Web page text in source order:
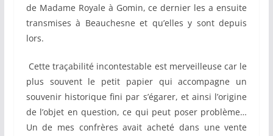
de Madame Royale à Gomin, ce dernier les a ensuite
transmises à Beauchesne et qu’elles y sont depuis
lors.
Cette traçabilité incontestable est merveilleuse car le
plus souvent le petit papier qui accompagne un
souvenir historique fini par s’égarer, et ainsi l’origine
de l’objet en question, ce qui peut poser problème…
Un de mes confrères avait acheté dans une vente